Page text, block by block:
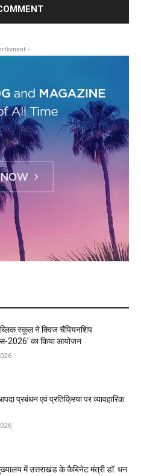
-
स्कूल ने क्विज चैंपियनशिप
2026’ का किया आयोजन
प्रबंधन एवं प्रतिक्रिया पर व्यावहारिक
में उत्तराखंड के कैबिनेट मंत्री डॉ. धन